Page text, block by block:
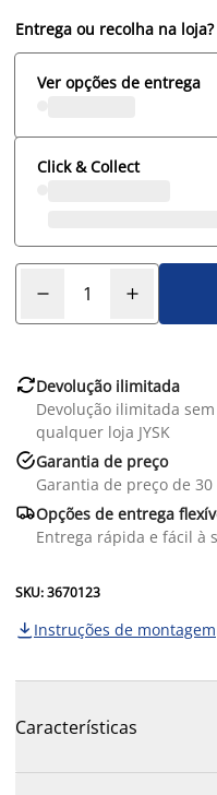
Entrega ou recolha na loja?
Ver opções de entrega
Click & Collect
Devolução ilimitada
Devolução ilimitada
qualquer loja JYSK
Garantia de preço
Garantia de preço de
Opções de entrega
Entrega rápida e fácil à
SKU: 3670123
 Instruções de montagem
Características